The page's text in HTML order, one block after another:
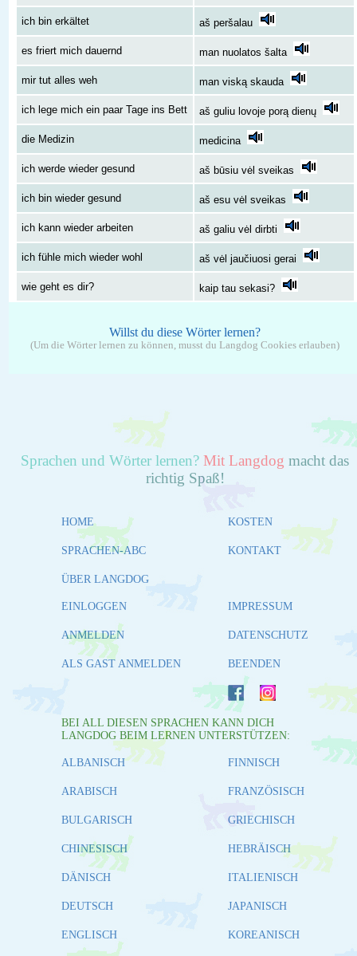
ich bin erkältet aš peršalau
es friert mich dauernd man nuolatos šalta
mir tut alles weh man viską skauda
ich lege mich ein paar Tage ins Bett aš guliu lovoje porą dienų
die Medizin medicina
ich werde wieder gesund aš būsiu vėl sveikas
ich bin wieder gesund aš esu vėl sveikas
ich kann wieder arbeiten aš galiu vėl dirbti
ich fühle mich wieder wohl aš vėl jaučiuosi gerai
wie geht es dir? kaip tau sekasi?
Willst du diese Wörter lernen?
(Um die Wörter lernen zu können, musst du Langdog Cookies erlauben)
Sprachen und Wörter lernen? Mit Langdog macht das
richtig Spaß!
HOME
SPRACHEN-ABC
ÜBER LANGDOG
KOSTEN
KONTAKT
EINLOGGEN
ANMELDEN
ALS GAST ANMELDEN
IMPRESSUM
DATENSCHUTZ
BEENDEN
BEI ALL DIESEN SPRACHEN KANN DICH
LANGDOG BEIM LERNEN UNTERSTÜTZEN:
ALBANISCH
ARABISCH
BULGARISCH
CHINESISCH
DÄNISCH
DEUTSCH
ENGLISCH
FINNISCH
FRANZÖSISCH
GRIECHISCH
HEBRÄISCH
ITALIENISCH
JAPANISCH
KOREANISCH